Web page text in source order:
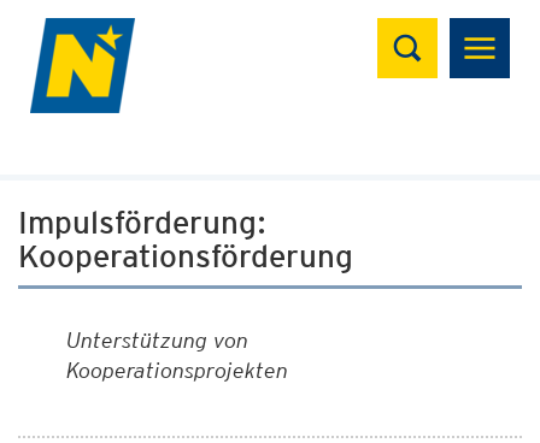
Suchen
Impulsförderung:
Kooperationsförderung
Unterstützung von
Kooperationsprojekten